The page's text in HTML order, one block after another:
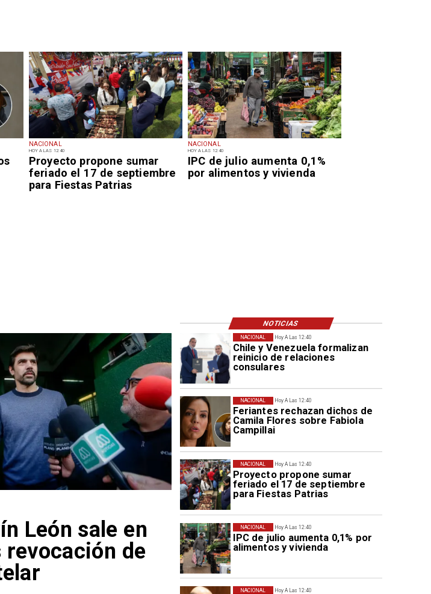
NACIONAL
HOY A LAS 12:40
Proyecto propone sumar
feriado el 17 de septiembre
para Fiestas Patrias
NACIONAL
HOY A LAS 12:40
IPC de julio aumenta 0,1%
por alimentos y vivienda
Hoy A Las 12:40
Chile y Venezuela formalizan
reinicio de relaciones
consulares
NACIONAL
Hoy A Las 12:40
Feriantes rechazan dichos de
Camila Flores sobre Fabiola
Campillai
NACIONAL
Hoy A Las 12:40
Proyecto propone sumar
feriado el 17 de septiembre
para Fiestas Patrias
NACIONAL
Hoy A Las 12:40
IPC de julio aumenta 0,1% por
alimentos y vivienda
NACIONAL
Hoy A Las 12:40
NACIONAL
León sale en
de
NOTICIAS